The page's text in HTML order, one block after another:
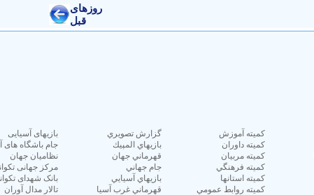
كميته آموزش
كميته داوران
كميته مربيان
كميته فرهنگي
كميته استانها
كميته روابط عمومي
گزارش تصويري
بازيهاي المپيك
قهرماني جهان
جام جهاني
بازيهاي آسيايي
قهرماني غرب آسيا
بازیهای آسیایی
جام باشگاه های
نظامیان جهان
مرکز جهانی
بانک شهدای
تالار مدال آوران